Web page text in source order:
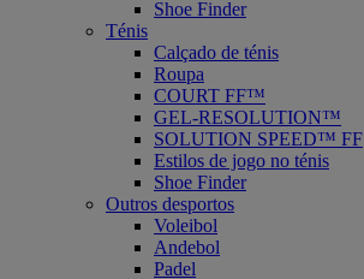
Shoe Finder
Ténis
Calçado de ténis
Roupa
COURT FF™
GEL-RESOLUTION™
SOLUTION SPEED™ FF
Estilos de jogo no ténis
Shoe Finder
Outros desportos
Voleibol
Andebol
Padel